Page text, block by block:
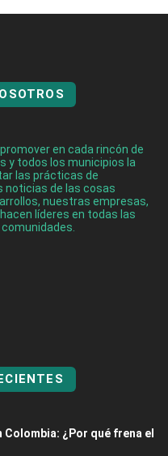
en cada rincón de
y todos los municipios la
las prácticas de
noticias de las cosas
nuestras empresas,
líderes en todas las
¿Por qué frena el